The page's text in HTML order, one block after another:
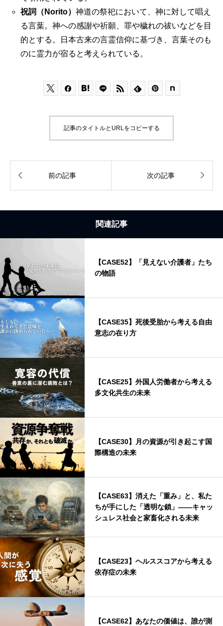
祝詞（Norito） 神道の祭祀において、神に対して唱え
る言葉。神への感謝や祈願、罪や穢れの祓いなどを目
的とする。日本古来の言霊信仰に基づき、言葉そのも
のに霊力が宿ると考えられている。
     
記事のタイトルとURLをコピーする
 前の記事 次の記事 
関連記事
【CASE52】「見えない介護者」たち
の物語
【CASE35】死後受胎から考える自由
意志の在り方
【CASE25】外国人労働者から考える
多文化共生の未来
【CASE30】月の資源が引き起こす国
際構造の未来
【CASE63】消えた「重み」と、私た
ちが手にした「透明な鎖」——キャッ
シュレス社会と家畜化される未来
【CASE23】ヘルススコアから考える
依存症の未来
【CASE62】あなたの価値は、誰が測